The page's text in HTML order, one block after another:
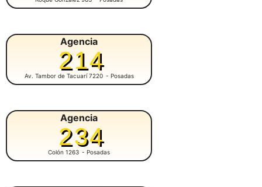
Agencia
214
Av. Tambor de Tacuarí 7220 - Posadas
Agencia
234
Colón 1263 - Posadas